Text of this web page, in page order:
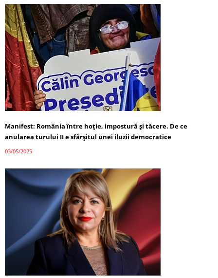
Manifest: România între hoție, impostură și tăcere. De ce
anularea turului II e sfârșitul unei iluzii democratice
03/05/2025